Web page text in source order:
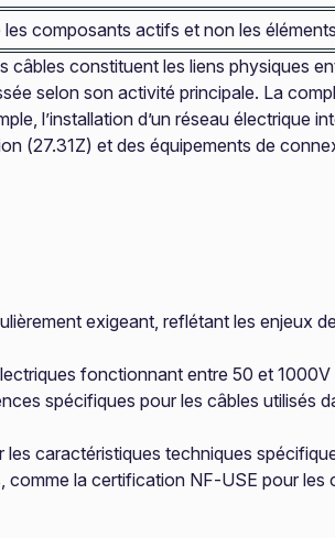
les composants actifs et non les
constituent les liens physiques
selon son activité principale. La
l’installation d’un réseau électrique
(27.31Z) et des équipements de
exigeant, reflétant les enjeux
fonctionnant entre 50 et
spécifiques pour les câbles utilisés
caractéristiques techniques
la certification NF-USE pour les